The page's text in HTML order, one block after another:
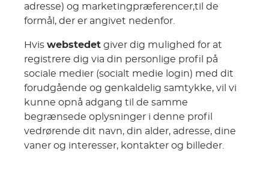
adresse) og marketingpræferencer,til de
formål, der er angivet nedenfor.
Hvis webstedet giver dig mulighed for at
registrere dig via din personlige profil på
sociale medier (socialt medie login) med dit
forudgående og genkaldelig samtykke, vil vi
kunne opnå adgang til de samme
begrænsede oplysninger i denne profil
vedrørende dit navn, din alder, adresse, dine
vaner og interesser, kontakter og billeder.